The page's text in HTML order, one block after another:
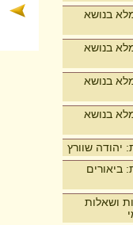
בנושא
בנושא
בנושא
בנושא
יהודה שוורץ
ביאורים
ושאלות